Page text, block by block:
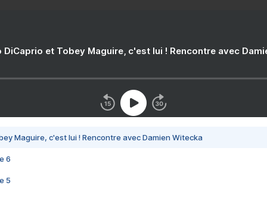
DiCaprio et Tobey Maguire, c'est lui ! Rencontre avec
Maguire, c'est lui ! Rencontre avec Damien Witecka
6
5